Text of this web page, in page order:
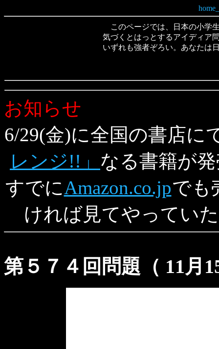
このページでは、日本の小学
気づくとはっとするアイディア
いずれも強者ぞろい。あなたは
お知らせ
6/29(金)に全国の書店に
レンジ!!」 なる書籍が
すでにAmazon.co.jpでも
ければ見てやってい
第５７４回問題（ 11月